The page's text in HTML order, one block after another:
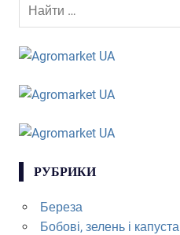
РУБРИКИ
Береза
Бобові, зелень і капуста